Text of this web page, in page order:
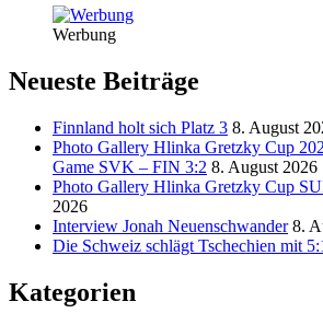
Werbung
Neueste Beiträge
Finnland holt sich Platz 3 8. August
Photo Gallery Hlinka Gretzky Cup
Game SVK – FIN 3:2 8. August 2026
Photo Gallery Hlinka Gretzky Cup
2026
Interview Jonah Neuenschwander 8.
Die Schweiz schlägt Tschechien mit
Kategorien